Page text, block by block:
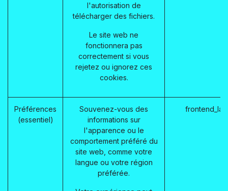
l'autorisation de
télécharger des fichiers.
Le site web ne
fonctionnera pas
correctement si vous
rejetez ou ignorez ces
cookies.
Préférences
(essentiel)
Souvenez-vous des
informations sur
l'apparence ou le
comportement préféré du
site web, comme votre
langue ou votre région
préférée.